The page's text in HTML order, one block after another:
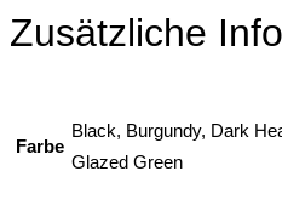
Zusätzliche
Farbe
Black, Burgundy, Dark
Glazed Green